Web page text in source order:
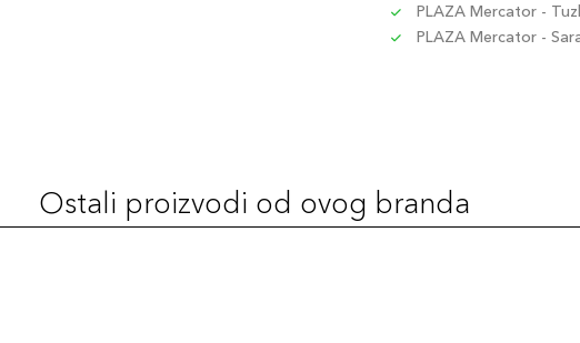
PLAZA Mercator -
PLAZA Mercator -
Ostali proizvodi od ovog branda